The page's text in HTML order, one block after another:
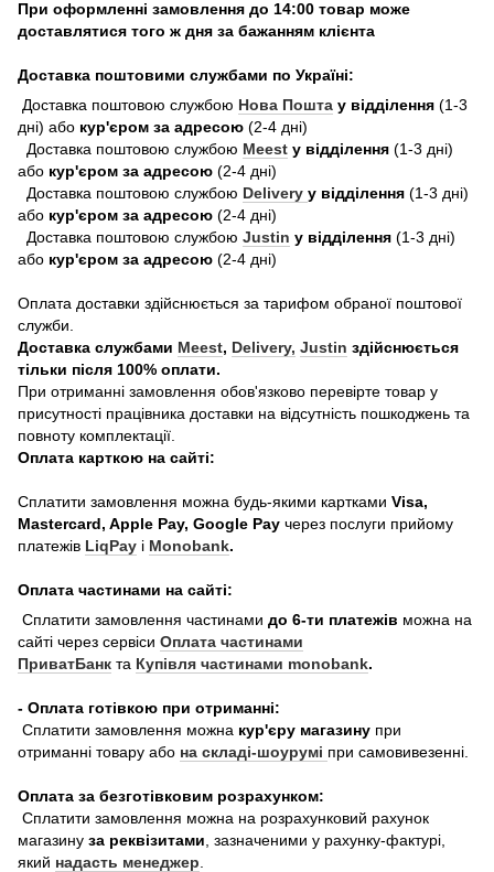
При оформленні замовлення до 14:00 товар може
доставлятися того ж дня за бажанням клієнта
Доставка поштовими службами по Україні:
Доставка поштовою службою Нова Пошта у відділення (1-3
дні) або кур'єром за адресою (2-4 дні)
Доставка поштовою службою Meest у відділення (1-3 дні)
або кур'єром за адресою (2-4 дні)
Доставка поштовою службою Delivery у відділення (1-3 дні)
або кур'єром за адресою (2-4 дні)
Доставка поштовою службою Justin у відділення (1-3 дні)
або кур'єром за адресою (2-4 дні)
Оплата доставки здійснюється за тарифом обраної поштової
служби.
Доставка службами Meest, Delivery, Justin здійснюється
тільки після 100% оплати.
При отриманні замовлення обов'язково перевірте товар у
присутності працівника доставки на відсутність пошкоджень та
повноту комплектації.
Оплата карткою на сайті:
Сплатити замовлення можна будь-якими картками Visa,
Mastercard, Apple Pay, Google Pay через послуги прийому
платежів LiqPay і Monobank.
Оплата частинами на сайті:
Сплатити замовлення частинами до 6-ти платежів можна на
сайті через сервіси Оплата частинами
ПриватБанк та Купівля частинами monobank.
- Оплата готівкою при отриманні:
Сплатити замовлення можна кур'єру магазину при
отриманні товару або на складі-шоурумі при самовивезенні.
Оплата за безготівковим розрахунком:
Сплатити замовлення можна на розрахунковий рахунок
магазину за реквізитами , зазначеними у рахунку-фактурі,
який надасть менеджер